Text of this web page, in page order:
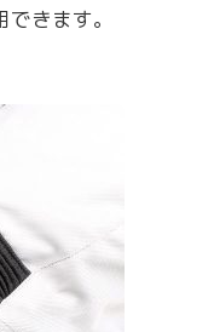
きます。